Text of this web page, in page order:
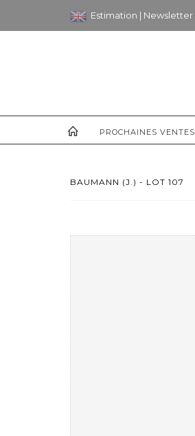
Estimation | Newsletter
PROCHAINES VENTES
BAUMANN (J.) - LOT 107